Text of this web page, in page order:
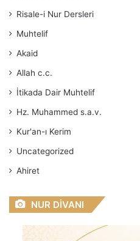
Risale-i Nur Dersleri
Muhtelif
Akaid
Allah c.c.
İtikada Dair Muhtelif
Hz. Muhammed s.a.v.
Kur'an-ı Kerim
Uncategorized
Ahiret
NUR DİVANI